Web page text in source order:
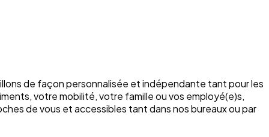
de façon personnalisée et indépendante tant pour les
votre mobilité, votre famille ou vos employé(e)s,
de vous et accessibles tant dans nos bureaux ou par